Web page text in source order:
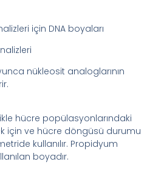
için DNA boyaları
nükleosit analoglarının
hücre popülasyonlarındaki
için ve hücre döngüsü durumu
kullanılır. Propidyum
boyadır.